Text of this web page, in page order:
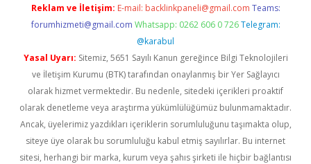
Reklam ve İletişim: E-mail: backlinkpaneli@gmail.com Teams:
forumhizmeti@gmail.com Whatsapp: 0262 606 0 726 Telegram:
@karabul
Yasal Uyarı: Sitemiz, 5651 Sayılı Kanun gereğince Bilgi Teknolojileri
ve İletişim Kurumu (BTK) tarafından onaylanmış bir Yer Sağlayıcı
olarak hizmet vermektedir. Bu nedenle, sitedeki içerikleri proaktif
olarak denetleme veya araştırma yükümlülüğümüz bulunmamaktadır.
Ancak, üyelerimiz yazdıkları içeriklerin sorumluluğunu taşımakta olup,
siteye üye olarak bu sorumluluğu kabul etmiş sayılırlar. Bu internet
sitesi, herhangi bir marka, kurum veya şahıs şirketi ile hiçbir bağlantısı